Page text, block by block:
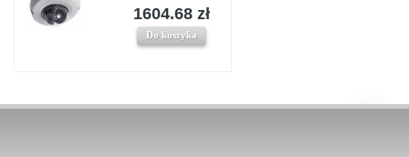
1604.68 zł
Do koszyka